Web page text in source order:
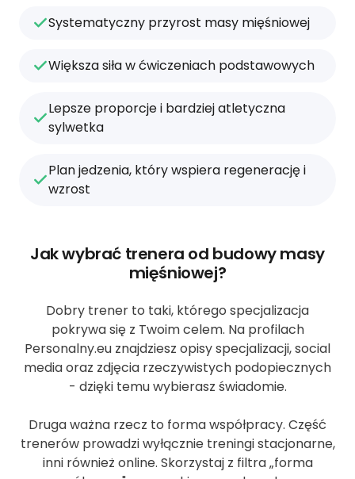
Systematyczny przyrost masy mięśniowej
Większa siła w ćwiczeniach podstawowych
Lepsze proporcje i bardziej atletyczna
sylwetka
Plan jedzenia, który wspiera regenerację i
wzrost
Jak wybrać trenera od budowy masy
mięśniowej?
Dobry trener to taki, którego specjalizacja
pokrywa się z Twoim celem. Na profilach
Personalny.eu znajdziesz opisy specjalizacji, social
media oraz zdjęcia rzeczywistych podopiecznych
- dzięki temu wybierasz świadomie.
Druga ważna rzecz to forma współpracy. Część
trenerów prowadzi wyłącznie treningi stacjonarne,
inni również online. Skorzystaj z filtra „forma